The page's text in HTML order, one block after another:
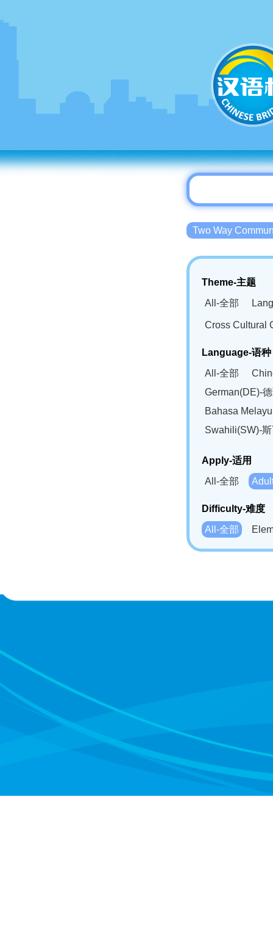
Two Way
Theme-主题
All-全部
Cross Cultural
Language-语种
All-全部
German(DE)-
Bahasa
Swahili(SW)-
Apply-适用
All-全部
Difficulty-难度
All-全部